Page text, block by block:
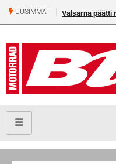
UUSIMMAT Valsarna päätti